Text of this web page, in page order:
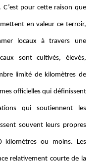
pour cette raison que
en valeur ce terroir,
locaux à travers une
sont cultivés, élevés,
limité de kilomètres de
officielles qui définissent
qui soutiennent les
souvent leurs propres
kilomètres ou moins. Les
relativement courte de la